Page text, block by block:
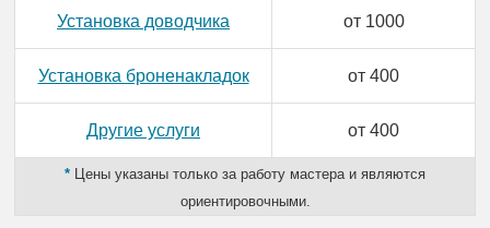
Установка доводчика от 1000
Установка броненакладок от 400
Другие услуги от 400
* Цены указаны только за работу мастера и являются
ориентировочными.